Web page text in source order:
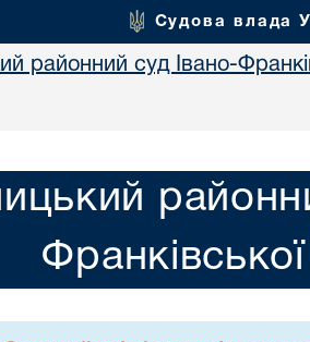
Судова влада
районний суд Івано-